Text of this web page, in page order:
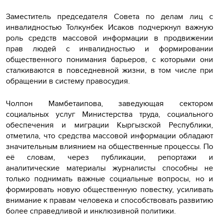
Заместитель председателя Совета по делам лиц с
инвалидностью Толкунбек Исаков подчеркнул важную
роль средств массовой информации в продвижении
прав людей с инвалидностью и формировании
общественного понимания барьеров, с которыми они
сталкиваются в повседневной жизни, в том числе при
обращении в систему правосудия.
Чолпон Мамбетаипова, заведующая сектором
социальных услуг Министерства труда, социального
обеспечения и миграции Кыргызской Республики,
отметила, что средства массовой информации обладают
значительным влиянием на общественные процессы. По
её словам, через публикации, репортажи и
аналитические материалы журналисты способны не
только поднимать важные социальные вопросы, но и
формировать новую общественную повестку, усиливать
внимание к правам человека и способствовать развитию
более справедливой и инклюзивной политики.